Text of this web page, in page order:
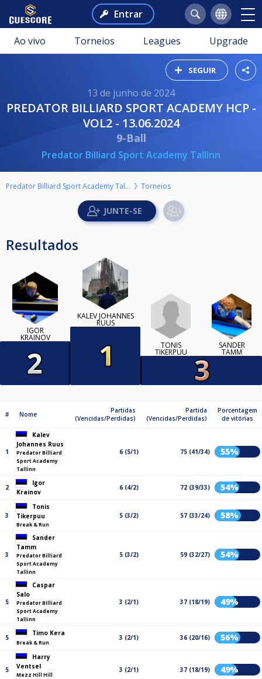
Entrar
Ao vivo Torneios Leagues Upgrade
SEGUIR
13 de junho de 2024
PREDATOR BILLIARD SPORT ACADEMY HCP -
VOL2 - 13.06.2024
9-Ball
Predator Billiard Sport Academy Tallinn
Predator Billiard Sport Academy Tallinn Torneios
Resultados
IGOR
KRAINOV
KALEV JOHANNES
RUUS
TONIS
TIKERPUU
SANDER
TAMM
# Nome
Partidas
(Vencidas/Perdidas)
Partida
(Vencidas/Perdidas)
Porcentagem
de vitórias
1
Kalev
Johannes Ruus
Predator Billiard
Sport Academy
Tallinn
6 (5/1) 75 (41/34) 55%
2
Igor
Krainov
6 (4/2) 72 (39/33) 54%
3
Tonis
Tikerpuu
Break & Run
5 (3/2) 57 (33/24) 58%
3
Sander
Tamm
Predator Billiard
Sport Academy
Tallinn
5 (3/2) 59 (32/27) 54%
5
Caspar
Salo
Predator Billiard
Sport Academy
Tallinn
3 (2/1) 37 (18/19) 49%
5
Timo Kera
Break & Run
3 (2/1) 36 (20/16) 56%
5
Harry
Ventsel
Mezz Hill Hill
3 (2/1) 37 (18/19) 49%